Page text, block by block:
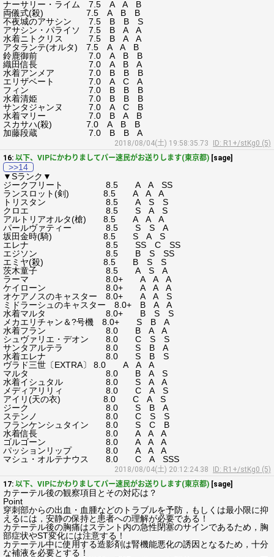
ナーサリー・ライム 7.5 A A B
両儀式(殺) 7.5 A B B
不夜城のアサシン 7.5 B B S
アサシン・パライソ 7.5 B A A
水着ニトクリス 7.5 B A A
アタランテ(オルタ) 7.5 A A B
鈴鹿御前 7.0 A B B
織田信長 7.0 A B A
水着アンメア 7.0 B B B
エリザベート 7.0 A C A
フィン 7.0 B B B
水着清姫 7.0 B B B
サンタジャンヌ 7.0 A C B
水着マリー 7.0 B A B
スカサハ(殺) 7.0 A B B
加藤段蔵 7.0 B B A
2018/08/04(土) 19:58:35.73
ID: R1+/stKg0 (5)
16: 以下、VIPにかわりましてパー速民がお送りします(東京都) [sage]
>>14
▼Sランク▼
ジークフリート 8.5 A A SS
ランスロット(剣) 8.5 A A A
トリスタン 8.5 A S S
クロエ 8.5 S A S
アルトリアオルタ(槍) 8.5 A A A
パールヴァティー 8.5 S S A
坂田金時(騎) 8.5 S A S
エレナ 8.5 SS C SS
エジソン 8.5 B S SS
エミヤ(殺) 8.5 B S S
茨木童子 8.5 A S A
ラーマ 8.0+ A A A
ケイローン 8.0+ A A A
オケアノスのキャスター 8.0+ A A S
ミドラーシュのキャスター 8.0+ B A A
水着マルタ 8.0+ B S S
メカエリチャン＆?号機 8.0+ S B A
水着フラン 8.0 B A A
シュヴァリエ・デオン 8.0 C S S
サンタアルテラ 8.0 S B A
水着エレナ 8.0 S B S
ヴラド三世〔EXTRA〕 8.0 A A A
マルタ 8.0 B A S
水着イシュタル 8.0 S A A
メディアリリィ 8.0 C A S
アイリ(天の衣) 8.0 C A S
ジーク 8.0 S B A
ステンノ 8.0 C S S
フランケンシュタイン 8.0 S C B
水着信長 8.0 A A A
ゴルゴーン 8.0 A A A
パッションリップ 8.0 A A A
マシュ・オルテナウス 8.0 C A SSS
2018/08/04(土) 20:12:24.38
ID: R1+/stKg0 (5)
17: 以下、VIPにかわりましてパー速民がお送りします(東京都) [sage]
カテーテル後の観察項目とその対応は？
Point
穿刺部からの出血・血腫などのトラブルを予防，もしくは最小限に抑
えるには，安静の保持と患者への理解が必要である！
カテーテル後の胸痛はステント内の急性閉塞のサインであるため，胸
部症状やST変化には注意する！
カテーテル中に使用する造影剤は腎機能悪化の誘因となるため，十分
な補液を必要とする！